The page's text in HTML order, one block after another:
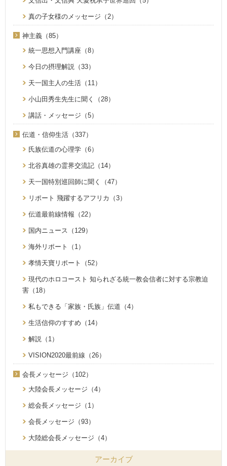
真の子女様のメッセージ（2）
神主義（85）
統一思想入門講座（8）
今日の摂理解説（33）
天一国主人の生活（11）
小山田秀生先生に聞く（28）
講話・メッセージ（5）
伝道・信仰生活（337）
氏族伝道の心理学（6）
北谷真雄の霊界交流記（14）
天一国特別巡回師に聞く（47）
リポート 飛躍するアフリカ（3）
伝道最前線情報（22）
国内ニュース（129）
海外リポート（1）
孝情天寶リポート（52）
現代のホロコースト 知られざる統一教会信者に対する宗教迫
害（18）
私もできる「家族・氏族」伝道（4）
生活信仰のすすめ（14）
解説（1）
VISION2020最前線（26）
会長メッセージ（102）
大陸会長メッセージ（4）
総会長メッセージ（1）
会長メッセージ（93）
大陸総会長メッセージ（4）
アーカイブ